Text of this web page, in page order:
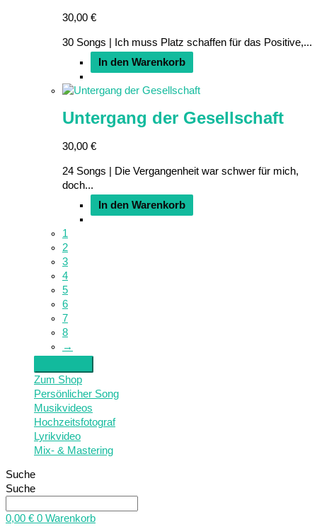
30,00 €
30 Songs | Ich muss Platz schaffen für das Positive,...
In den Warenkorb
Untergang der Gesellschaft
30,00 €
24 Songs | Die Vergangenheit war schwer für mich,
doch...
In den Warenkorb
1
2
3
4
5
6
7
8
→
Zum Shop
Persönlicher Song
Musikvideos
Hochzeitsfotograf
Lyrikvideo
Mix- & Mastering
Suche
Suche
0,00 € 0 Warenkorb